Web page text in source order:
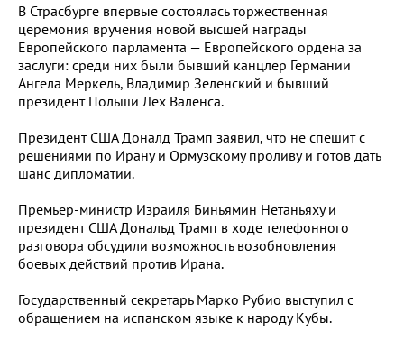
В Страсбурге впервые состоялась торжественная
церемония вручения новой высшей награды
Европейского парламента — Европейского ордена за
заслуги: среди них были бывший канцлер Германии
Ангела Меркель, Владимир Зеленский и бывший
президент Польши Лех Валенса.
Президент США Доналд Трамп заявил, что не спешит с
решениями по Ирану и Ормузскому проливу и готов дать
шанс дипломатии.
Премьер-министр Израиля Биньямин Нетаньяху и
президент США Дональд Трамп в ходе телефонного
разговора обсудили возможность возобновления
боевых действий против Ирана.
Государственный секретарь Марко Рубио выступил с
обращением на испанском языке к народу Кубы.